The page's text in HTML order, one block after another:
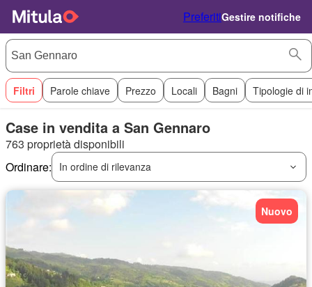
PreferitiGestire notifiche
Filtri Parole chiave Prezzo Locali Bagni Tipologie di
Case in vendita a San Gennaro
763 proprietà disponibili
Ordinare:
In ordine di rilevanza
Nuovo